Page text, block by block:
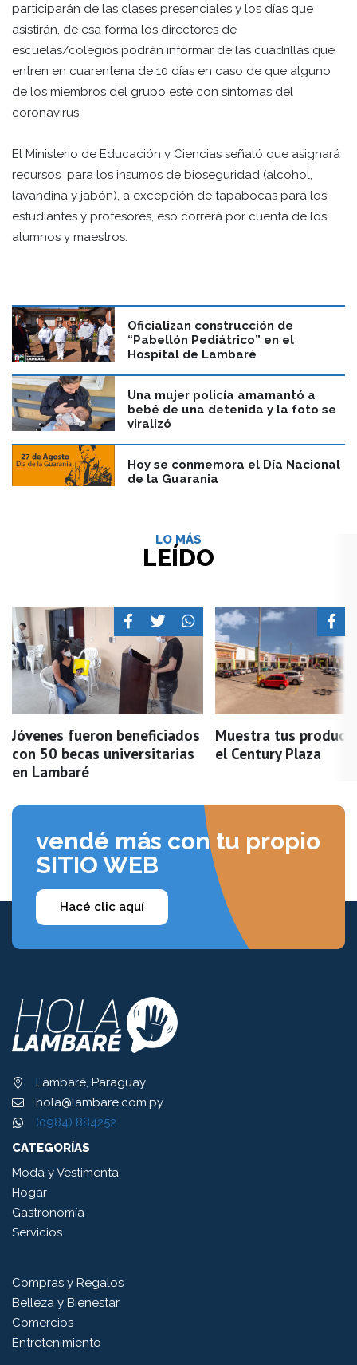
participarán de las clases presenciales y los días que
asistirán, de esa forma los directores de
escuelas/colegios podrán informar de las cuadrillas que
entren en cuarentena de 10 días en caso de que alguno
de los miembros del grupo esté con síntomas del
coronavirus.
El Ministerio de Educación y Ciencias señaló que asignará
recursos para los insumos de bioseguridad (alcohol,
lavandina y jabón), a excepción de tapabocas para los
estudiantes y profesores, eso correrá por cuenta de los
alumnos y maestros.
Oficializan construcción de
“Pabellón Pediátrico” en el
Hospital de Lambaré
Una mujer policía amamantó a
bebé de una detenida y la foto se
viralizó
Hoy se conmemora el Día Nacional
de la Guarania
LO MÁS
LEÍDO
Jóvenes fueron beneficiados
con 50 becas universitarias
en Lambaré
Muestra tus
el Century Plaza
vendé más con tu propio
SITIO WEB
Hacé clic aquí
Lambaré, Paraguay
hola@lambare.com.py
(0984) 884252
CATEGORÍAS
Moda y Vestimenta
Hogar
Gastronomía
Servicios
Compras y Regalos
Belleza y Bienestar
Comercios
Entretenimiento